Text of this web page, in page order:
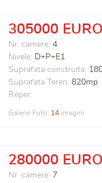
305000 EURO
Nr. camere: 4
Nivele: D+P+E1
Suprafata construita:
Suprafata Teren: 820mp
Reper:
Galerie Foto: 14 imagini
280000 EURO
Nr. camere: 7